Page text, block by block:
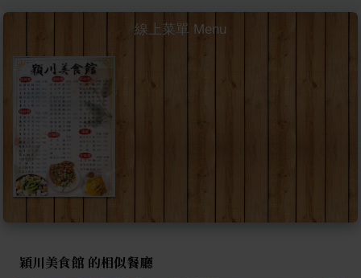
線上菜單 Menu
穎川美食館 的相似餐廳